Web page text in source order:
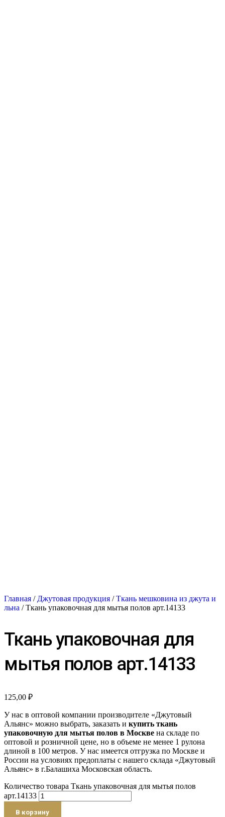
Главная / Джутовая продукция /Ткань мешковина из джута и
льна / Ткань упаковочная для мытья полов арт.14133
Ткань упаковочная для
мытья полов арт.14133
125,00 ₽
У нас в оптовой компании производителе «Джутовый
Альянс» можно выбрать, заказать и купить ткань
упаковочную для мытья полов в Москве на складе по
оптовой и розничной цене, но в объеме не менее 1 рулона
длиной в 100 метров. У нас имеется отгрузка по Москве и
России на условиях предоплаты с нашего склада «Джутовый
Альянс» в г.Балашиха Московская область.
Количество товара Ткань упаковочная для мытья полов
арт.14133
В корзину